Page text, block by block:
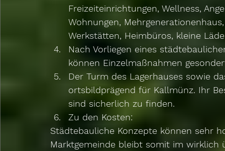
Freizeiteinrichtungen, Wellness,
Wohnungen,
Werkstätten, Heimbüros, kleine
Nach Vorliegen eines
können Einzelmaßnahmen
Der Turm des Lagerhauses sowie
ortsbildprägend für Kallmünz. Ihr
sind sicherlich zu finden.
Zu den Kosten:
Städtebauliche Konzepte können sehr
Marktgemeinde bleibt somit im wirklich